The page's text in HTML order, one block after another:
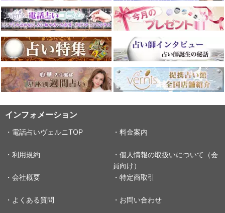
インフォメーション
・電話占いヴェルニTOP ・料金案内
・利用規約
・個人情報の取扱いについて（会
員向け）
・会社概要
・特定商取引
・よくある質問 ・お問い合わせ